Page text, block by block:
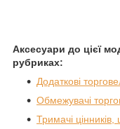
Аксесуари до цієї
рубриках:
Додаткові
Обмежувачі
Тримачі цінників,